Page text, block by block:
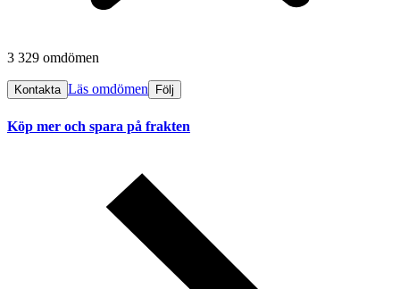
3 329 omdömen
Kontakta Läs omdömen Följ
Köp mer och spara på frakten